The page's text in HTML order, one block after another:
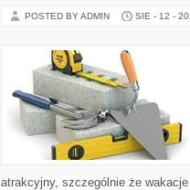
POSTED BY ADMIN SIE - 12 -
atrakcyjny, szczególnie że